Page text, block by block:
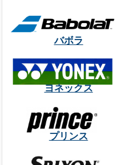
バボラ
ヨネックス
プリンス